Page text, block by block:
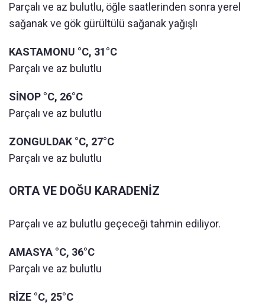
Parçalı ve az bulutlu, öğle saatlerinden sonra yerel
sağanak ve gök gürültülü sağanak yağışlı
KASTAMONU °C, 31°C
Parçalı ve az bulutlu
SİNOP °C, 26°C
Parçalı ve az bulutlu
ZONGULDAK °C, 27°C
Parçalı ve az bulutlu
ORTA VE DOĞU KARADENİZ
Parçalı ve az bulutlu geçeceği tahmin ediliyor.
AMASYA °C, 36°C
Parçalı ve az bulutlu
RİZE °C, 25°C